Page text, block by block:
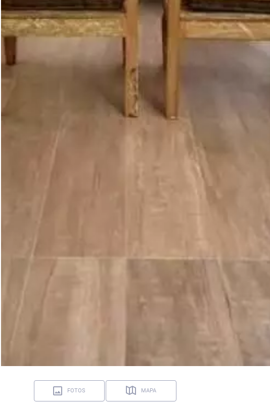
FOTOS MAPA